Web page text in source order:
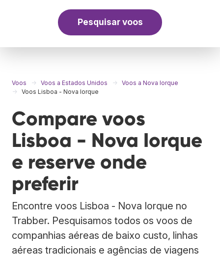
Pesquisar voos
Voos Voos a Estados Unidos
Voos a Nova Iorque
Voos Lisboa - Nova Iorque
Compare voos
Lisboa - Nova Iorque
e reserve onde
preferir
Encontre voos Lisboa - Nova Iorque no
Trabber. Pesquisamos todos os voos de
companhias aéreas de baixo custo, linhas
aéreas tradicionais e agências de viagens